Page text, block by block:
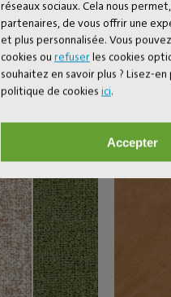
réseaux sociaux. Cela nous permet,
partenaires, de vous offrir une
et plus personnalisée. Vous
cookies ou refuserles cookies
souhaitez en savoir plus ? Lisez-
politique de cookies ici.
Accepter